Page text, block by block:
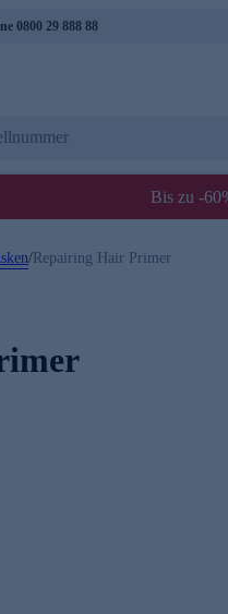
0800 29 888 88
Bis zu -
/ Repairing Hair Primer